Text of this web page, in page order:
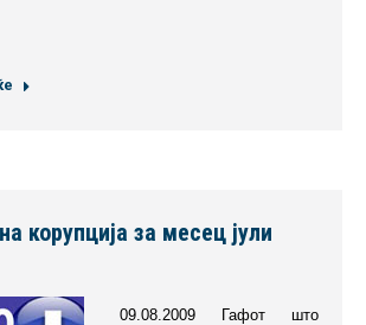
корупција за месец јули
09.08.2009 Гафот што